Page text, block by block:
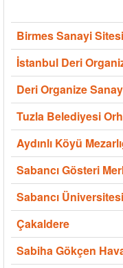
Birmes Sanayi Sitesi
İstanbul Deri
Deri Organize
Tuzla Belediyesi
Aydınlı Köyü
Sabancı Gösteri
Sabancı Üniversitesi
Çakaldere
Sabiha Gökçen